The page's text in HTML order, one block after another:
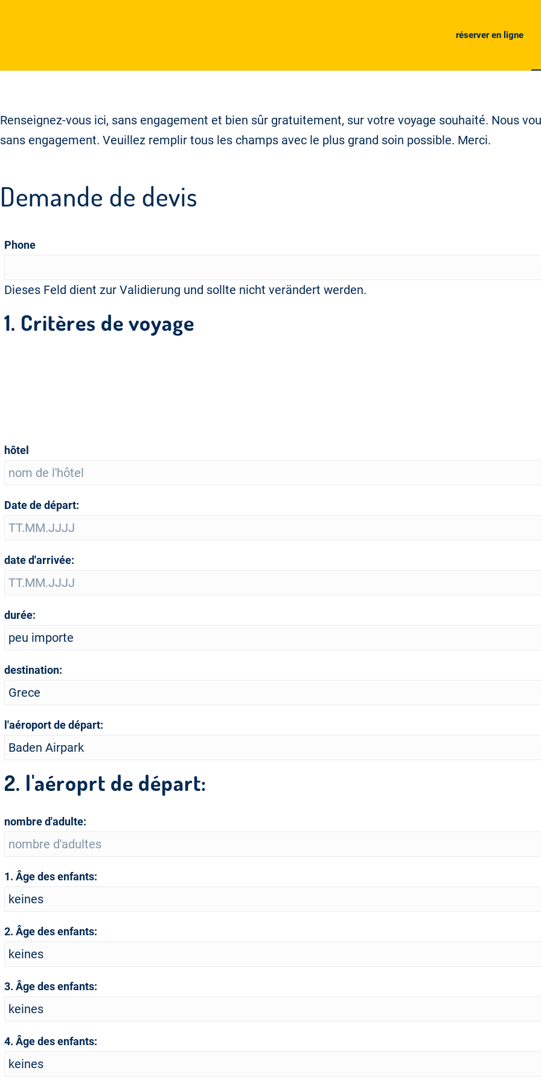
réserver en ligne
Renseignez-vous ici, sans engagement et bien sûr gratuitement, sur votre voyage souhaité. Nous
sans engagement. Veuillez remplir tous les champs avec le plus grand soin possible. Merci.
Demande de devis
Phone
Dieses Feld dient zur Validierung und sollte nicht verändert werden.
1. Critères de voyage
hôtel
Date de départ:
date d'arrivée:
durée:
destination:
l'aéroport de départ:
2. l'aéroprt de départ:
nombre d'adulte:
1. Âge des enfants:
2. Âge des enfants:
3. Âge des enfants:
4. Âge des enfants: